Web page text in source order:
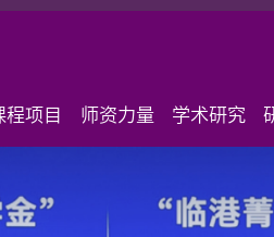
程项目 师资力量 学术研究